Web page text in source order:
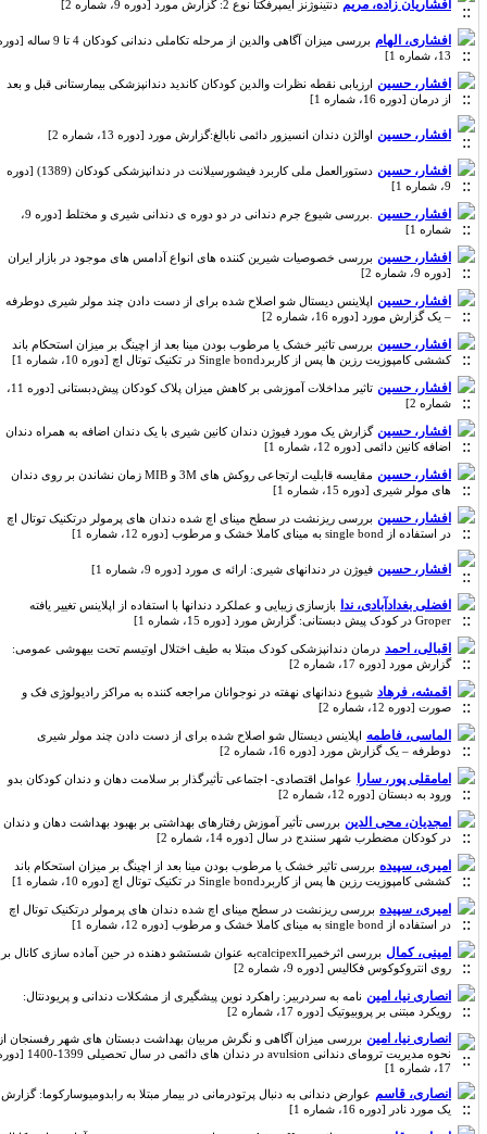
افشاریان زاده، مریم دنتینوژنز ایمپرفکتا نوع 2: گزارش مورد [دوره 9، شماره 2]
افشاری، الهام
بررسی میزان آگاهی والدین از مرحله تکاملی دندانی کودکان 4 تا 9 ساله [دوره
13، شماره 1]
افشار، حسین ارزیابی نقطه نظرات والدین کودکان کاندید دندانپزشکی بیمارستانی قبل و بعد
از درمان [دوره 16، شماره 1]
افشار، حسین اوالژن دندان انسیزور دائمی نابالغ:گزارش مورد [دوره 13، شماره 2]
افشار، حسین
دستورالعمل ملی کاربرد فیشورسیلانت در دندانپزشکی کودکان (1389) [دوره
9، شماره 1]
افشار، حسین
.بررسی شیوع جرم دندانی در دو دوره ی دندانی شیری و مختلط [دوره 9،
شماره 1]
افشار، حسین بررسی خصوصیات شیرین کننده های انواع آدامس های موجود در بازار ایران
[دوره 9، شماره 2]
افشار، حسین اپلاینس دیستال شو اصلاح شده برای از دست دادن چند مولر شیری دوطرفه
– یک گزارش مورد [دوره 16، شماره 2]
افشار، حسین بررسی تاثیر خشک یا مرطوب بودن مینا بعد از اچینگ بر میزان استحکام باند
کششی کامپوزیت رزین ها پس از کاربردSingle bond در تکنیک توتال اچ [دوره 10، شماره 1]
افشار، حسین
تاثیر مداخلات آموزشی بر کاهش میزان پلاک کودکان پیش‌دبستانی [دوره 11،
شماره 2]
افشار، حسین گزارش یک مورد فیوژن دندان کانین شیری با یک دندان اضافه به همراه دندان
اضافه کانین دائمی [دوره 12، شماره 1]
افشار، حسین
مقایسه قابلیت ارتجاعی روکش های 3M و MIB زمان نشاندن بر روی دندان
های مولر شیری [دوره 15، شماره 1]
افشار، حسین بررسی ریزنشت در سطح مینای اچ شده دندان های پرمولر درتکنیک توتال اچ
در استفاده از single bond به مینای کاملا خشک و مرطوب [دوره 12، شماره 1]
افشار، حسین فیوژن در دندانهای شیری: ارائه ی مورد [دوره 9، شماره 1]
افضلی بغدادآبادی، ندا
بازسازی زیبایی و عملکرد دندانها با استفاده از اپلاینس تغییر یافته
Groper در کودک پیش دبستانی: گزارش مورد [دوره 15، شماره 1]
اقبالی، احمد درمان دندانپزشکی کودک مبتلا به طیف اختلال اوتیسم تحت بیهوشی عمومی:
گزارش مورد [دوره 17، شماره 2]
اقمشه، فرهاد شیوع دندانهای نهفته در نوجوانان مراجعه کننده به مراکز رادیولوژی فک و
صورت [دوره 12، شماره 2]
الماسی، فاطمه اپلاینس دیستال شو اصلاح شده برای از دست دادن چند مولر شیری
دوطرفه – یک گزارش مورد [دوره 16، شماره 2]
امامقلی پور، سارا عوامل اقتصادی- اجتماعی تأثیرگذار بر سلامت دهان و دندان کودکان بدو
ورود به دبستان [دوره 12، شماره 2]
امجدیان، محی الدین بررسی تأثیر آموزش رفتارهای بهداشتی بر بهبود بهداشت دهان و دندان
در کودکان مضطرب شهر سنندج در سال [دوره 14، شماره 2]
امیری، سپیده بررسی تاثیر خشک یا مرطوب بودن مینا بعد از اچینگ بر میزان استحکام باند
کششی کامپوزیت رزین ها پس از کاربردSingle bond در تکنیک توتال اچ [دوره 10، شماره 1]
امیری، سپیده بررسی ریزنشت در سطح مینای اچ شده دندان های پرمولر درتکنیک توتال اچ
در استفاده از single bond به مینای کاملا خشک و مرطوب [دوره 12، شماره 1]
امینی، کمال
بررسی اثرخمیرcalcipexIIبه عنوان شستشو دهنده در حین آماده سازی کانال بر
روی انتروکوکوس فکالیس [دوره 9، شماره 2]
انصاری نیا، امین نامه به سردربیر: راهکرد نوین پیشگیری از مشکلات دندانی و پریودنتال:
رویکرد مبتنی بر پروبیوتیک [دوره 17، شماره 2]
انصاری نیا، امین بررسی میزان آگاهی و نگرش مربیان بهداشت دبستان های شهر رفسنجان از
نحوه مدیریت ترومای دندانی avulsion در دندان های دائمی در سال تحصیلی 1399-1400 [دوره
17، شماره 1]
انصاری، قاسم عوارض دندانی به دنبال پرتودرمانی در بیمار مبتلا به رابدومیوسارکوما: گزارش
یک مورد نادر [دوره 16، شماره 1]